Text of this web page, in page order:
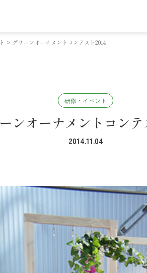
> グリーンオーナメントコンテスト2014
研修・イベント
ンオーナメントコン
2014.11.04